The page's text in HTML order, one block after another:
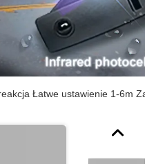
Łatwe ustawienie 1-6m